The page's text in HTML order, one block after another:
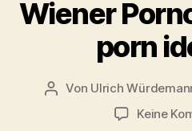
Wiener
porn
Beitragsautor
Von Ulrich
Keine